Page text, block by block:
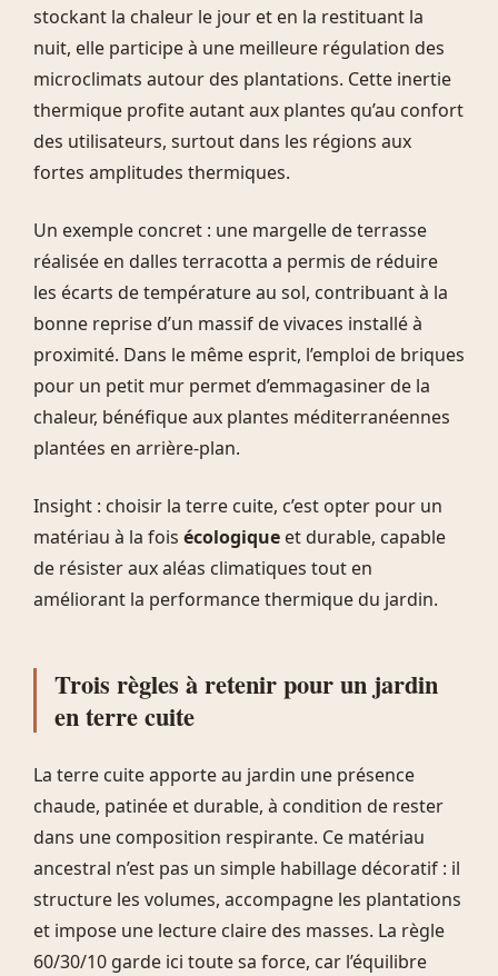
stockant la chaleur le jour et en la restituant la
nuit, elle participe à une meilleure régulation des
microclimats autour des plantations. Cette inertie
thermique profite autant aux plantes qu’au confort
des utilisateurs, surtout dans les régions aux
fortes amplitudes thermiques.
Un exemple concret : une margelle de terrasse
réalisée en dalles terracotta a permis de réduire
les écarts de température au sol, contribuant à la
bonne reprise d’un massif de vivaces installé à
proximité. Dans le même esprit, l’emploi de briques
pour un petit mur permet d’emmagasiner de la
chaleur, bénéfique aux plantes méditerranéennes
plantées en arrière-plan.
Insight : choisir la terre cuite, c’est opter pour un
matériau à la fois écologique et durable, capable
de résister aux aléas climatiques tout en
améliorant la performance thermique du jardin.
Trois règles à retenir pour un jardin
en terre cuite
La terre cuite apporte au jardin une présence
chaude, patinée et durable, à condition de rester
dans une composition respirante. Ce matériau
ancestral n’est pas un simple habillage décoratif : il
structure les volumes, accompagne les plantations
et impose une lecture claire des masses. La règle
60/30/10 garde ici toute sa force, car l’équilibre